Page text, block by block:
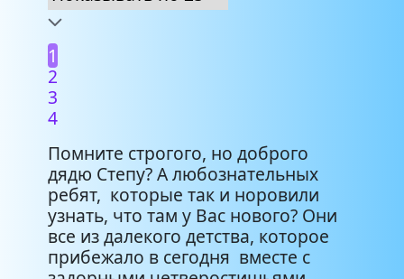
1
2
3
4
Помните строгого, но доброго
дядю Степу? А любознательных
ребят, которые так и норовили
узнать, что там у Вас нового? Они
все из далекого детства, которое
прибежало в сегодня вместе с